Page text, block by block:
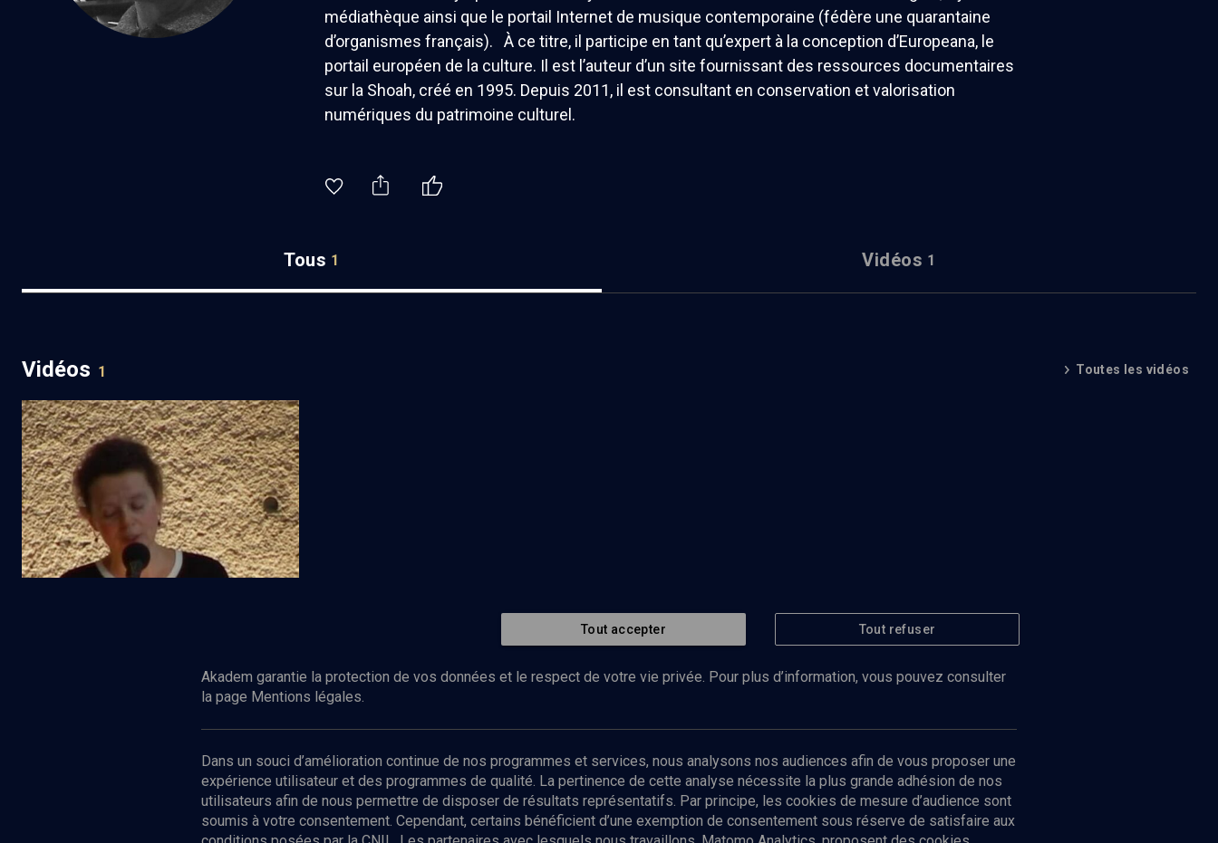
médiathèque ainsi que le portail Internet de musique contemporaine (fédère une quarantaine
d’organismes français). À ce titre, il participe en tant qu’expert à la conception d’Europeana, le
portail européen de la culture. Il est l’auteur d’un site fournissant des ressources documentaires
sur la Shoah, créé en 1995. Depuis 2011, il est consultant en conservation et valorisation
numériques du patrimoine culturel.
Tous 1 Vidéos 1
Vidéos 1 Toutes les vidéos
Permanence du yiddish (3/5)
Abonnez-vous à notre newsletter
Envoyer
Tout accepter Tout refuser
Akadem garantie la protection de vos données et le respect de votre vie privée. Pour plus d’information, vous pouvez consulter
la page Mentions légales.
Dans un souci d’amélioration continue de nos programmes et services, nous analysons nos audiences afin de vous proposer une
expérience utilisateur et des programmes de qualité. La pertinence de cette analyse nécessite la plus grande adhésion de nos
utilisateurs afin de nous permettre de disposer de résultats représentatifs. Par principe, les cookies de mesure d’audience sont
soumis à votre consentement. Cependant, certains bénéficient d’une exemption de consentement sous réserve de satisfaire aux